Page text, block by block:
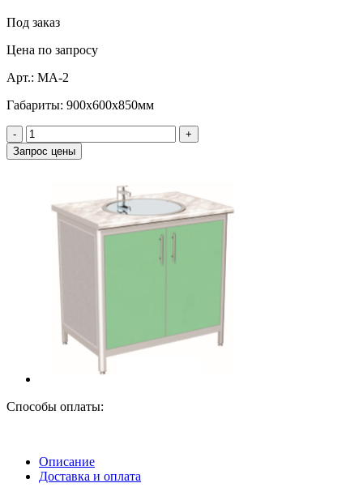
Под заказ
Цена по запросу
Арт.: МА-2
Габариты: 900х600х850мм
‐
+
Запрос цены
Способы оплаты:
Описание
Доставка и оплата